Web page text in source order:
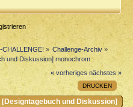
CHALLENGE! » Challenge-Archiv »
und Diskussion] monochrom
« vorheriges nächstes »
DRUCKEN
[Designtagebuch und Diskussion]